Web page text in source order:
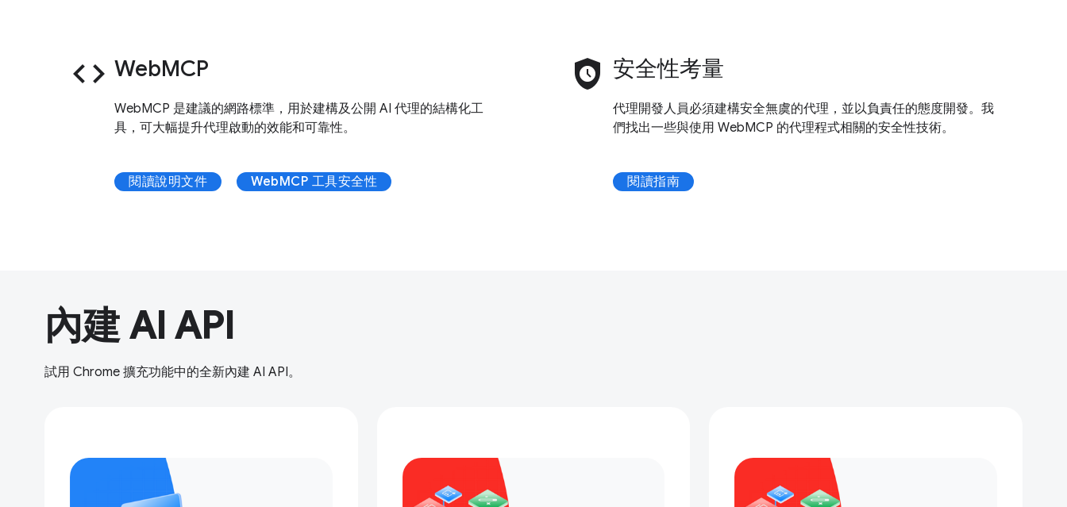
code WebMCP
WebMCP 是建議的網路標準，用於建構及公開 AI 代理的結構化工
具，可大幅提升代理啟動的效能和可靠性。
閱讀說明文件 WebMCP 工具安全性
safety_check 安全性考量
代理開發人員必須建構安全無虞的代理，並以負責任的態度開發。我
們找出一些與使用 WebMCP 的代理程式相關的安全性技術。
閱讀指南
內建 AI API
試用 Chrome 擴充功能中的全新內建 AI API。